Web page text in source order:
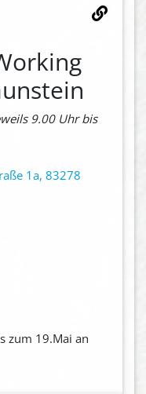
9.00 Uhr bis
1a, 83278
zum 19.Mai an